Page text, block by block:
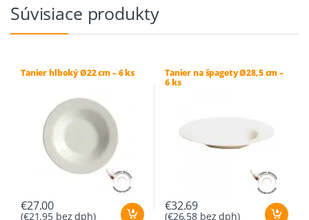
Súvisiace produkty
Tanier hlboký Ø22 cm – 6 ks
€27.00
(€21.95 bez dph)
Tanier na špagety Ø28,5 cm –
6 ks
€32.69
(€26.58 bez dph)